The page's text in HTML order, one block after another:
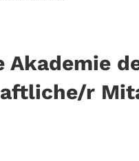
Akademie
r